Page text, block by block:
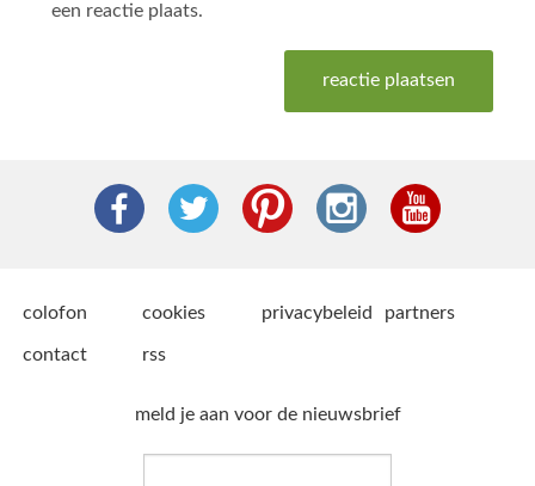
een reactie plaats.
colofon cookies privacybeleid partners
contact rss
meld je aan voor de nieuwsbrief